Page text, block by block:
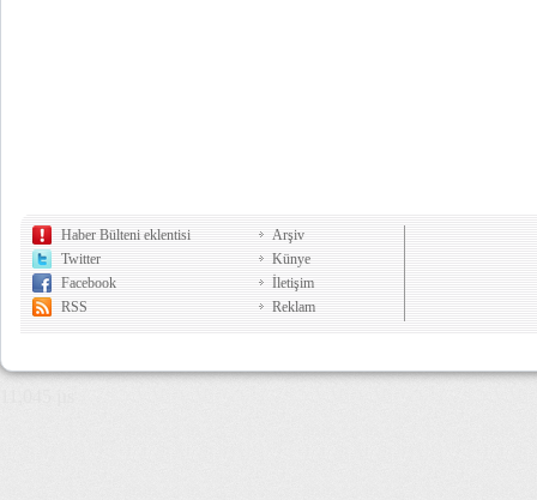
Haber Bülteni eklentisi
Twitter
Facebook
RSS
Arşiv
Künye
İletişim
Reklam